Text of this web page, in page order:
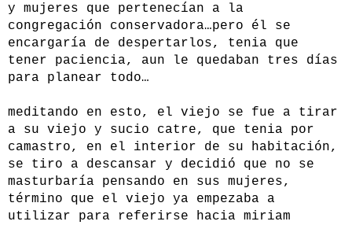
y mujeres que pertenecían a la
congregación conservadora…pero él se
encargaría de despertarlos, tenia que
tener paciencia, aun le quedaban tres días
para planear todo…
meditando en esto, el viejo se fue a tirar
a su viejo y sucio catre, que tenia por
camastro, en el interior de su habitación,
se tiro a descansar y decidió que no se
masturbaría pensando en sus mujeres,
término que el viejo ya empezaba a
utilizar para referirse hacia miriam